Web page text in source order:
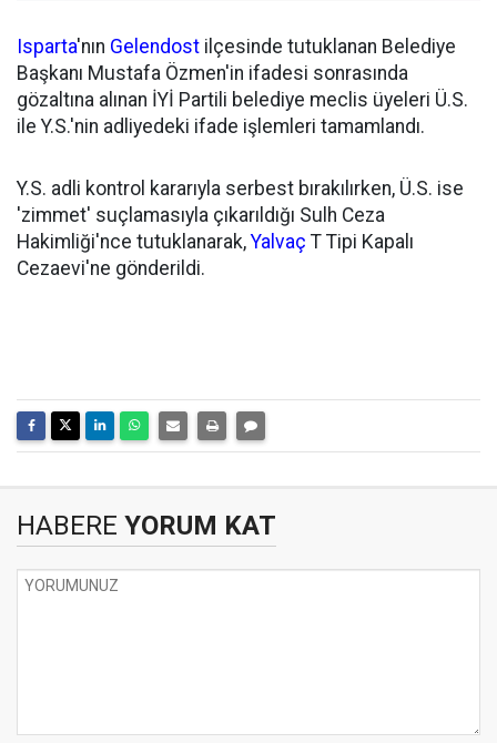
Isparta'nın Gelendost ilçesinde tutuklanan Belediye
Başkanı Mustafa Özmen'in ifadesi sonrasında
gözaltına alınan İYİ Partili belediye meclis üyeleri Ü.S.
ile Y.S.'nin adliyedeki ifade işlemleri tamamlandı.
Y.S. adli kontrol kararıyla serbest bırakılırken, Ü.S. ise
'zimmet' suçlamasıyla çıkarıldığı Sulh Ceza
Hakimliği'nce tutuklanarak,Yalvaç T Tipi Kapalı
Cezaevi'ne gönderildi.
HABERE YORUM KAT